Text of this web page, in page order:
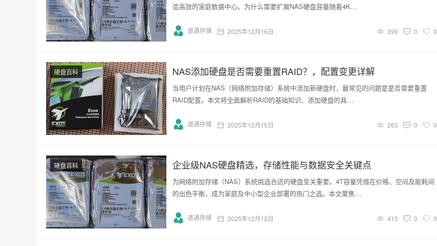
造高效的家庭数据中心。为什么需要扩展NAS硬盘容量随着4K…
道通存储 2025年12月16日 399 0 0
硬盘百科 NAS添加硬盘是否需要重置RAID？，配置变更详解
当用户计划在NAS（网络附加存储）系统中添加新硬盘时，最常见的问题是是否需要重置
RAID配置。本文将全面解析RAID的基础知识、添加硬盘的具…
道通存储 2025年12月15日 263 0 0
硬盘百科 企业级NAS硬盘精选，存储性能与数据安全关键点
为网络附加存储（NAS）系统挑选合适的硬盘至关重要。4T容量凭借在价格、空间及能耗间
的出色平衡，成为家庭及中小型企业部署的热门之选。本文聚焦…
道通存储 2025年12月12日 410 0 0